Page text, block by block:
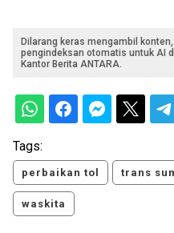
Dilarang keras mengambil
pengindeksan otomatis untuk AI
Kantor Berita ANTARA.
Tags:
perbaikan tol trans
waskita